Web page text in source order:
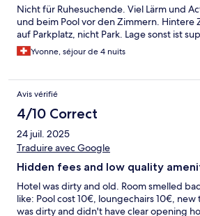
Nicht für Ruhesuchende. Viel Lärm und
und beim Pool vor den Zimmern. Hintere
auf Parkplatz, nicht Park. Lage sonst ist
Yvonne, séjour de 4 nuits
Avis vérifié
4/10 Correct
24 juil. 2025
Traduire avec Google
Hidden fees and low quality
Hotel was dirty and old. Room smelled
like: Pool cost 10€, loungechairs 10€, new
was dirty and didn't have clear opening